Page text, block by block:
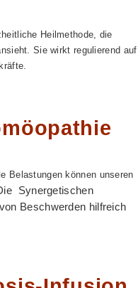
Heilmethode, die
Sie wirkt regulierend auf
Belastungen können unseren
Synergetischen
Beschwerden hilfreich